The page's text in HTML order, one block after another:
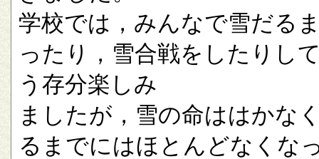
学校では，みんなで雪だる
ったり，雪合戦をしたりし
う存分楽しみ
ましたが，雪の命ははかな
るまでにはほとんどなくな